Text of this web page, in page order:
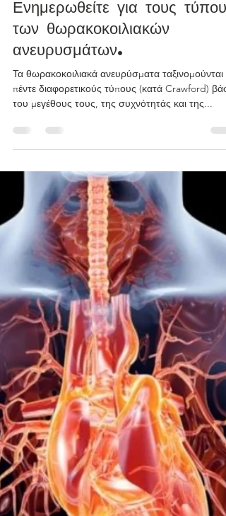
dr.Dimitrios Iliopoulos
Ενημερωθείτε για τους τύπους
των θωρακοκοιλιακών
ανευρυσμάτων.
πέντε διαφορετικούς τύπους (κατά Crawford)
του μεγέθους τους, της συχνότητάς και της...